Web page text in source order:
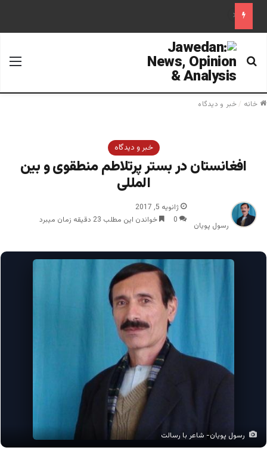
قابل توجه آقایان احمد مسعود و قیوم ملنک
جستجو برای
خانه /خبر و دیدگاه
خبر و دیدگاه
افغانستان در بستر پرتلاطم منطقوی و بین
المللی
رسول پویان
ژانویه 5, 2017
0
خواندن این مطلب 23 دقیقه زمان میبرد
رسول پویان- شاعر با رسالت